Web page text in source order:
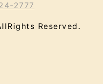
2777
Reserved.